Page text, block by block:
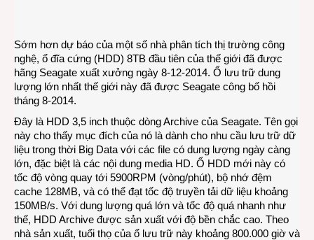
Sớm hơn dự báo của một số nhà phân tích thị trường công
nghệ, ổ đĩa cứng (HDD) 8TB đầu tiên của thế giới đã được
hãng Seagate xuất xưởng ngày 8-12-2014. Ổ lưu trữ dung
lượng lớn nhất thế giới này đã được Seagate công bố hồi
tháng 8-2014.
Đây là HDD 3,5 inch thuộc dòng Archive của Seagate. Tên gọi
này cho thấy mục đích của nó là dành cho nhu cầu lưu trữ dữ
liệu trong thời Big Data với các file có dung lượng ngày càng
lớn, đặc biệt là các nội dung media HD. Ổ HDD mới này có
tốc độ vòng quay tới 5900RPM (vòng/phút), bộ nhớ đệm
cache 128MB, và có thể đạt tốc độ truyền tải dữ liệu khoảng
150MB/s. Với dung lượng quá lớn và tốc độ quá nhanh như
thế, HDD Archive được sản xuất với độ bền chắc cao. Theo
nhà sản xuất, tuổi thọ của ổ lưu trữ này khoảng 800.000 giờ và